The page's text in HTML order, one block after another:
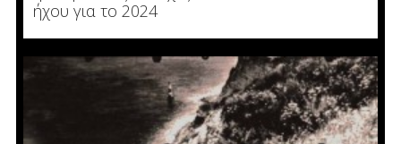
ήχου για το 2024